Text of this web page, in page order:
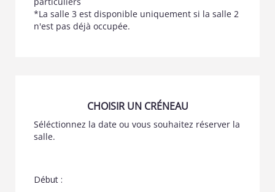
*La salle 3 est disponible uniquement si la salle 2
n'est pas déjà occupée.
CHOISIR UN CRÉNEAU
Séléctionnez la date ou vous souhaitez réserver la
salle.
Début :